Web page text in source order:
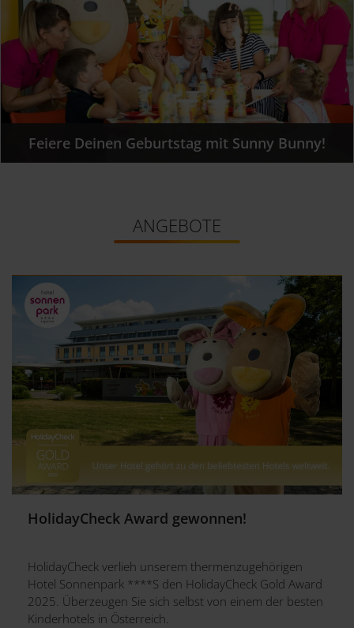
Feiere Deinen Geburtstag mit Sunny Bunny!
ANGEBOTE
HolidayCheck Award gewonnen!
HolidayCheck verlieh unserem thermenzugehörigen
Hotel Sonnenpark ****S den HolidayCheck Gold Award
2025. Überzeugen Sie sich selbst von einem der besten
Kinderhotels in Österreich.